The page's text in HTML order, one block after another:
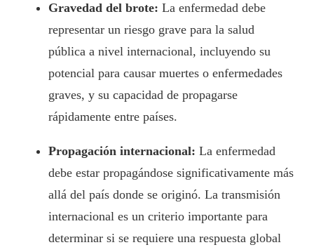
Gravedad del brote: La enfermedad debe
representar un riesgo grave para la salud
pública a nivel internacional, incluyendo su
potencial para causar muertes o enfermedades
graves, y su capacidad de propagarse
rápidamente entre países.
Propagación internacional: La enfermedad
debe estar propagándose significativamente más
allá del país donde se originó. La transmisión
internacional es un criterio importante para
determinar si se requiere una respuesta global